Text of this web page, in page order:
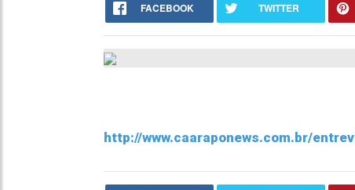
FACEBOOK TWITTER
http://www.caaraponews.com.br/